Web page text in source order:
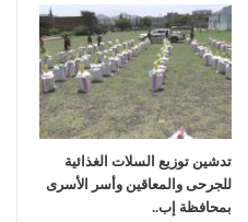
تدشين توزيع السلات الغذائية
للجرحى والمعاقين وأسر الأسرى
بمحافظة إب..